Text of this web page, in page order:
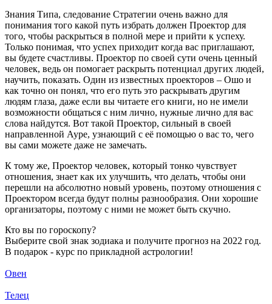
Знания Типа, следование Стратегии очень важно для
понимания того какой путь избрать должен Проектор для
того, чтобы раскрыться в полной мере и прийти к успеху.
Только понимая, что успех приходит когда вас приглашают,
вы будете счастливы. Проектор по своей сути очень ценный
человек, ведь он помогает раскрыть потенциал других людей,
научить, показать. Один из известных проекторов – Ошо и
как точно он понял, что его путь это раскрывать другим
людям глаза, даже если вы читаете его книги, но не имели
возможности общаться с ним лично, нужные лично для вас
слова найдутся. Вот такой Проектор, сильный в своей
направленной Ауре, узнающий с её помощью о вас то, чего
вы сами можете даже не замечать.
К тому же, Проектор человек, который тонко чувствует
отношения, знает как их улучшить, что делать, чтобы они
перешли на абсолютно новый уровень, поэтому отношения с
Проектором всегда будут полны разнообразия. Они хорошие
организаторы, поэтому с ними не может быть скучно.
Кто вы по гороскопу?
Выберите свой знак зодиака и получите прогноз на 2022 год.
В подарок - курс по прикладной астрологии!
Овен
Телец